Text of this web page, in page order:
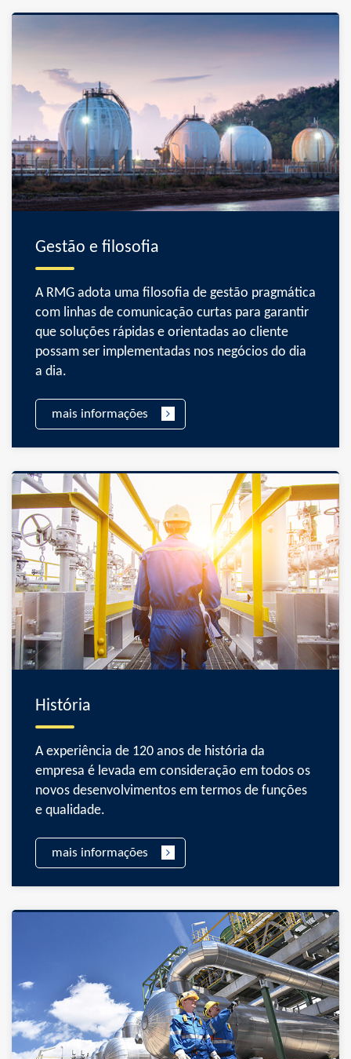
Gestão e filosofia
A RMG adota uma filosofia de gestão pragmática
com linhas de comunicação curtas para garantir
que soluções rápidas e orientadas ao cliente
possam ser implementadas nos negócios do dia
a dia.
mais informações
História
A experiência de 120 anos de história da
empresa é levada em consideração em todos os
novos desenvolvimentos em termos de funções
e qualidade.
mais informações